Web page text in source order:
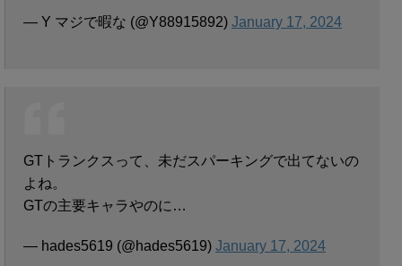
— Y マジで暇な (@Y88915892) January 17, 2024
GTトランクスって、未だスパーキングで出てないの
よね。
GTの主要キャラやのに…
— hades5619 (@hades5619) January 17, 2024